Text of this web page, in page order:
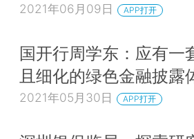
2021年06月09日 APP打开
国开行周学东：应有一
且细化的绿色金融披露
2021年05月30日 APP打开